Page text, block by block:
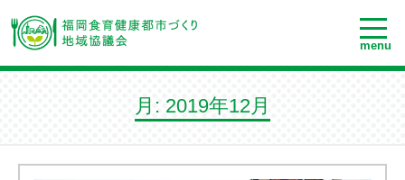
menu
月: 2019年12月